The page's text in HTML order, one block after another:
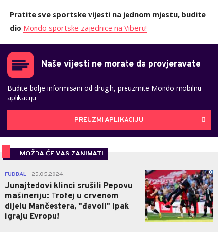
Pratite sve sportske vijesti na jednom mjestu, budite
dio Mondo sportske zajednice na Viberu!
Naše vijesti ne morate da provjeravate
Budite bolje informisani od drugih, preuzmite Mondo mobilnu
aplikaciju
PREUZMI APLIKACIJU
MOŽDA ĆE VAS ZANIMATI
FUDBAL 25.05.2024.
Junajtedovi klinci srušili Pepovu
mašineriju: Trofej u crvenom
dijelu Mančestera, "đavoli" ipak
igraju Evropu!
0